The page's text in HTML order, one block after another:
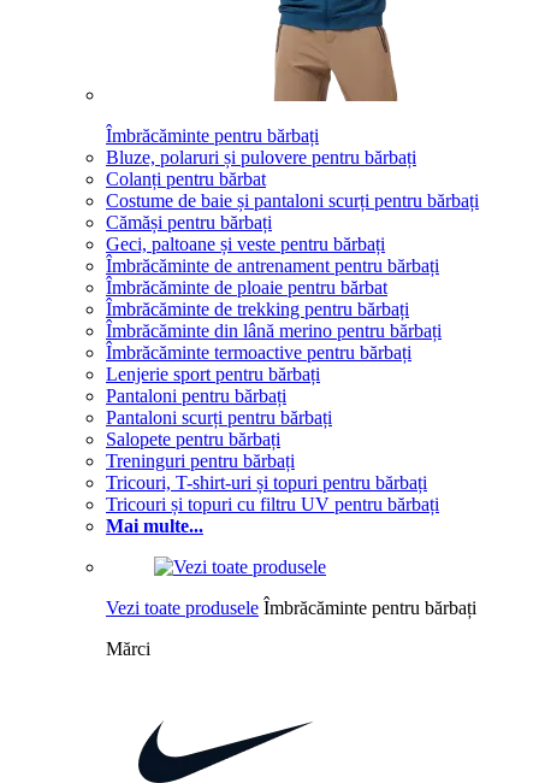
Îmbrăcăminte pentru bărbați
Bluze, polaruri și pulovere pentru bărbați
Colanți pentru bărbat
Costume de baie și pantaloni scurți pentru bărbați
Cămăși pentru bărbați
Geci, paltoane și veste pentru bărbați
Îmbrăcăminte de antrenament pentru bărbați
Îmbrăcăminte de ploaie pentru bărbat
Îmbrăcăminte de trekking pentru bărbați
Îmbrăcăminte din lână merino pentru bărbați
Îmbrăcăminte termoactive pentru bărbați
Lenjerie sport pentru bărbați
Pantaloni pentru bărbați
Pantaloni scurți pentru bărbați
Salopete pentru bărbați
Treninguri pentru bărbați
Tricouri, T-shirt-uri și topuri pentru bărbați
Tricouri și topuri cu filtru UV pentru bărbați
Mai multe...
Vezi toate produsele Îmbrăcăminte pentru bărbați
Mărci